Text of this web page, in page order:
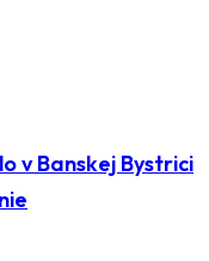
v Banskej Bystrici